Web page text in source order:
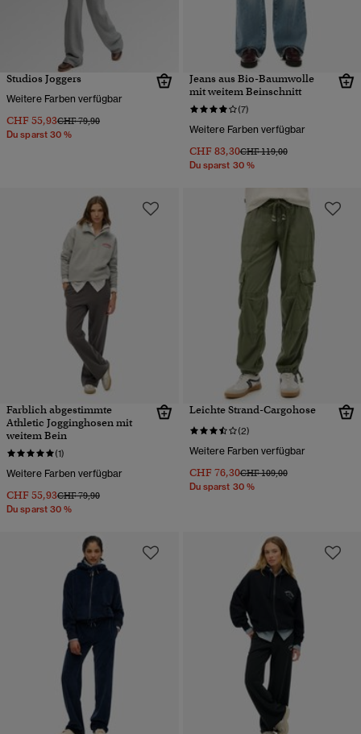
Studios Joggers
Weitere Farben verfügbar
CHF 55,93Preis wurde reduziert von
CHF 79,90bis
Du sparst 30 %
Jeans aus Bio-Baumwolle
mit weitem Beinschnitt
(7)
Weitere Farben verfügbar
CHF 83,30Preis wurde reduziert von
CHF 119,00bis
Du sparst 30 %
Farblich abgestimmte
Athletic Jogginghosen mit
weitem Bein
(1)
Weitere Farben verfügbar
CHF 55,93Preis wurde reduziert von
CHF 79,90bis
Du sparst 30 %
Leichte Strand-Cargohose
(2)
Weitere Farben verfügbar
CHF 76,30Preis wurde reduziert von
CHF 109,00bis
Du sparst 30 %